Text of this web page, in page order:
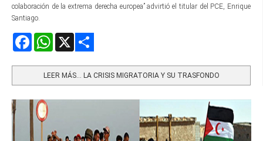
colaboración de la extrema derecha europea” advirtió el titular del PCE, Enrique
Santiago.
FacebookWhatsApp
LEER MÁS… LA CRISIS MIGRATORIA Y SU TRASFONDO